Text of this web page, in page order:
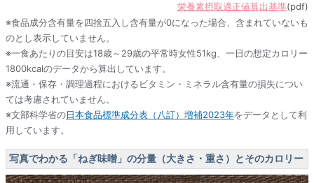
栄養素摂取適正値算出基準(pdf)
※食品成分含有量を四捨五入し含有量が0になった場合、含まれていないも
のとし表示していません。
※一食あたりの目安は18歳～29歳の平常時女性51kg、一日の想定カロリー
1800kcalのデータから算出しています。
※流通・保存・調理過程におけるビタミン・ミネラル含有量の損失につい
ては考慮されていません。
※文部科学省の日本食品標準成分表（八訂）増補2023年をデータとして利
用しています。
写真でわかる「ねぎ味噌」の分量（大きさ・重さ）とそのカロリー